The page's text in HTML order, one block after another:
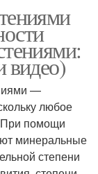
видео)
—
любое
При помощи
минеральные
степени